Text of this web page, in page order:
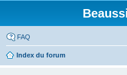
FAQ
Index du forum